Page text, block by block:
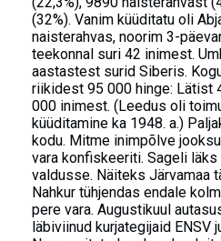
(32%). Vanim küüditatu oli
naisterahvas, noorim 3-
teekonnal suri 42 inimest.
aastastest surid Siberis.
riikidest 95 000 hinge: Lätist
000 inimest. (Leedus oli
küüditamine ka 1948. a.)
kodu. Mitme inimpõlve
vara konfiskeeriti. Sageli
valdusse. Näiteks Järvamaa
Nahkur tühjendas endale
pere vara. Augustikuul
läbiviinud kurjategijaid ENSV